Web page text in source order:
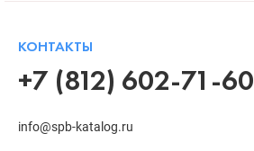
КОНТАКТЫ
+7 (812) 602-71-60
info@spb-katalog.ru